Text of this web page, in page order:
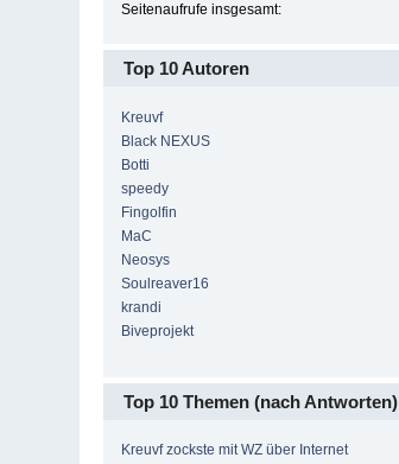
Seitenaufrufe insgesamt:
Top 10 Autoren
Kreuvf
Black NEXUS
Botti
speedy
Fingolfin
MaC
Neosys
Soulreaver16
krandi
Biveprojekt
Top 10 Themen (nach Antworten)
Kreuvf zockste mit WZ über Internet